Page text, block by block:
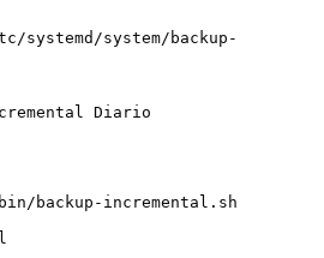
systemd/system/backup-
Diario
backup-incremental.sh